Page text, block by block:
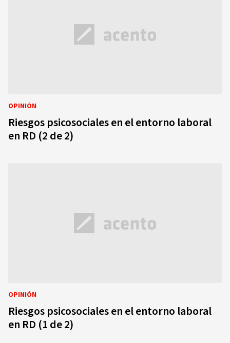
OPINIÓN
Riesgos psicosociales en el entorno laboral
en RD (2 de 2)
OPINIÓN
Riesgos psicosociales en el entorno laboral
en RD (1 de 2)